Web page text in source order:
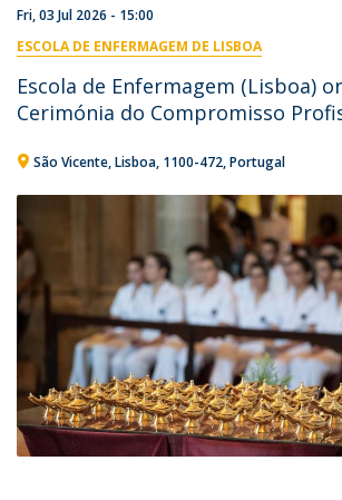
Fri, 03 Jul 2026 - 15:00
ESCOLA DE ENFERMAGEM DE LISBOA
Escola de Enfermagem (Lisboa)
Cerimónia do Compromisso
São Vicente, Lisboa 1100-472 Portugal